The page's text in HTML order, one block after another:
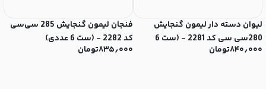
لیوان دسته دار لیمون گنجایش
280سی سی کد 2281 - (ست 6
عددی)
۸۴۰٫۰۰۰تومان
فنجان لیمون گنجایش 285 سی‌سی
کد 2282 - (ست 6 عددی)
۸۳۵٫۰۰۰تومان